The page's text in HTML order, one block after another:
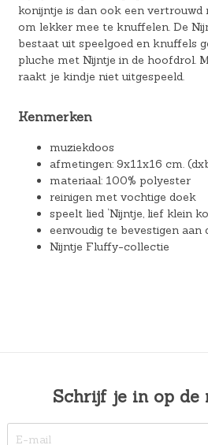
konijntje is dan ook een vertrouwd
om lekker mee te knuffelen. De
bestaat uit speelgoed en knuffels
pluche met Nijntje in de hoofdrol.
raakt je kindje niet uitgespeeld.
Kenmerken
muziekdoos
afmetingen: 9x11x16 cm.
materiaal: 100% polyester
reinigen met vochtige doek
speelt lied ‘Nijntje, lief klein
eenvoudig te bevestigen aan
Nijntje Fluffy-collectie
Schrijf je in op de